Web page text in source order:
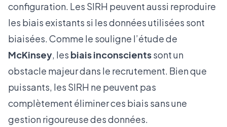
configuration. Les SIRH peuvent aussi reproduire
les biais existants si les données utilisées sont
biaisées. Comme le souligne l’étude de
McKinsey, les biais inconscientssont un
obstacle majeur dans le recrutement. Bien que
puissants, les SIRH ne peuvent pas
complètement éliminer ces biais sans une
gestion rigoureuse des données.